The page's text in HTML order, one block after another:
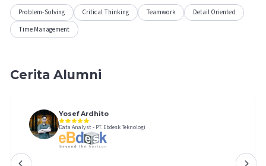
Problem-Solving
Critical Thinking Teamwork
Detail Oriented
Time Management
Cerita Alumni
Yosef Ardhito
Data Analyst- PT. Ebdesk Teknologi